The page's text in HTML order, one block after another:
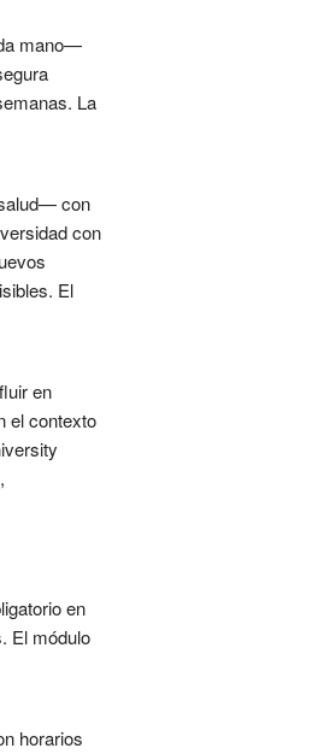
mano—
La
con
con
El
en
el contexto
en
El módulo
horarios